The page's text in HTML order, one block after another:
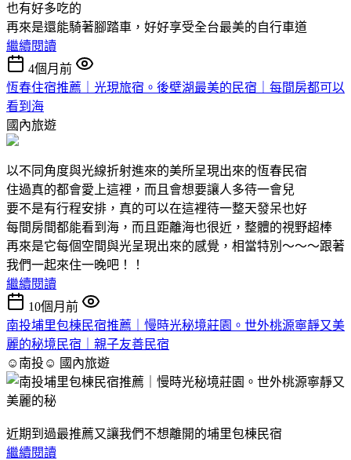
也有好多吃的
再來是還能騎著腳踏車，好好享受全台最美的自行車道
繼續閱讀
4個月前
恆春住宿推薦｜光現旅宿。後壁湖最美的民宿｜每間房都可以
看到海
國內旅遊
以不同角度與光線折射進來的美所呈現出來的恆春民宿
住過真的都會愛上這裡，而且會想要讓人多待一會兒
要不是有行程安排，真的可以在這裡待一整天發呆也好
每間房間都能看到海，而且距離海也很近，整體的視野超棒
再來是它每個空間與光呈現出來的感覺，相當特別～～～跟著
我們一起來住一晚吧！！
繼續閱讀
10個月前
南投埔里包棟民宿推薦｜慢時光秘境莊園。世外桃源寧靜又美
麗的秘境民宿｜親子友善民宿
☺南投☺ 國內旅遊
近期到過最推薦又讓我們不想離開的埔里包棟民宿
繼續閱讀